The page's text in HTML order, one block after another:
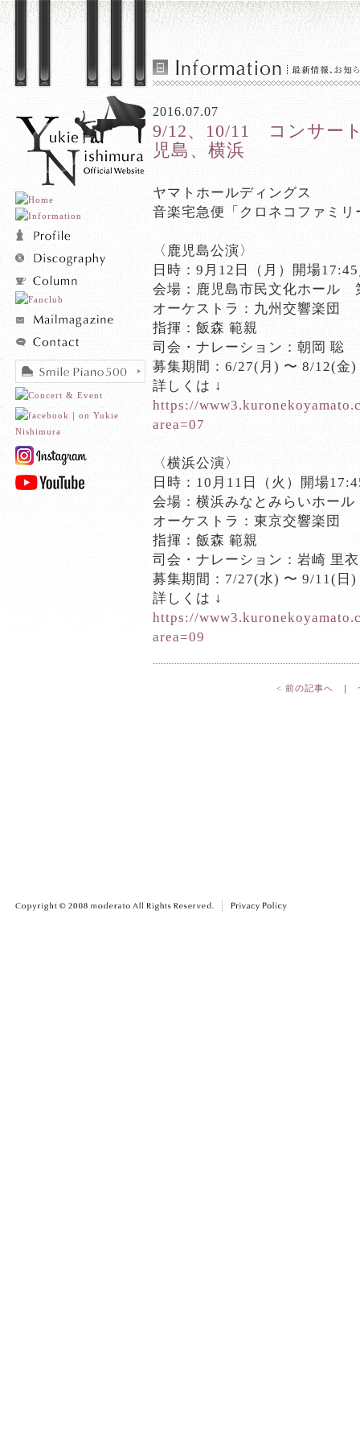
2016.07.07
9/12、10/11 コンサー
児島、横浜
ヤマトホールディングス
音楽宅急便「クロネコファミリ
〈鹿児島公演〉
日時：9月12日（月）開場
会場：鹿児島市民文化ホール
オーケストラ：九州交響楽団
指揮：飯森 範親
司会・ナレーション：朝岡 聡
募集期間：6/27(月) 〜 8/12(金)
詳しくは ↓
https://
area=07
〈横浜公演〉
日時：10月11日（火）開場
会場：横浜みなとみらいホー
オーケストラ：東京交響楽団
指揮：飯森 範親
司会・ナレーション：岩崎 里衣
募集期間：7/27(水) 〜 9/11(日)
詳しくは ↓
https://
area=09
< 前の記事へ ｜